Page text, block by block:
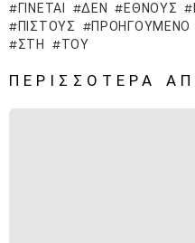
ΓΊΝΕΤΑΙ
ΔΕΝ ΈΘΝΟΥΣ
ΠΙΣΤΟΎΣ
ΠΡΟΗΓΟΎΜΕΝΟ
ΣΤΗ
ΤΟΥ
ΠΕΡΙΣΣΌΤΕΡΑ